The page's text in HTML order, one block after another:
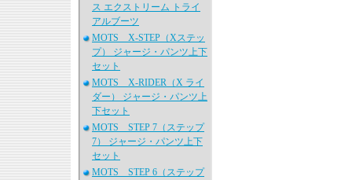
ス エクストリーム トライ
アルブーツ
MOTS X-STEP（Xステッ
プ） ジャージ・パンツ上下
セット
MOTS X-RIDER（X ライ
ダー） ジャージ・パンツ上
下セット
MOTS STEP 7（ステップ
7） ジャージ・パンツ上下
セット
MOTS STEP 6（ステップ